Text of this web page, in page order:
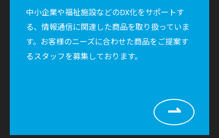
中小企業や福祉施設などのDX化をサポートす
る、情報通信に関連した商品を取り扱っていま
す。お客様のニーズに合わせた商品をご提案す
るスタッフを募集しております。